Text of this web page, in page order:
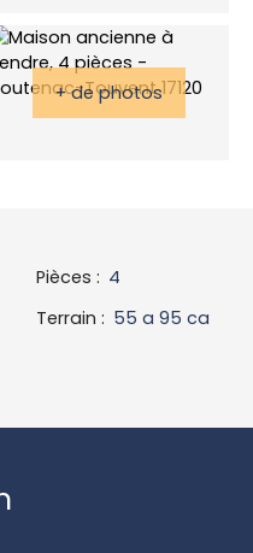
+ de photos
Pièces : 4
Terrain : 55 a 95 ca